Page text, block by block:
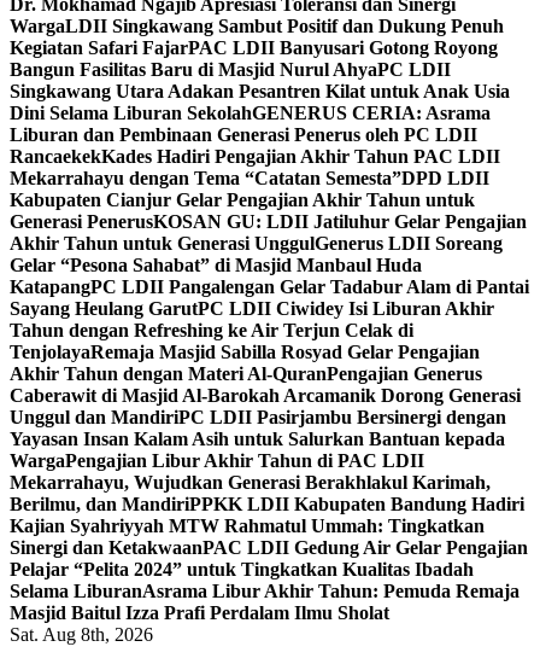
Dr. Mokhamad Ngajib Apresiasi Toleransi dan Sinergi
WargaLDII Singkawang Sambut Positif dan Dukung Penuh
Kegiatan Safari FajarPAC LDII Banyusari Gotong Royong
Bangun Fasilitas Baru di Masjid Nurul AhyaPC LDII
Singkawang Utara Adakan Pesantren Kilat untuk Anak Usia
Dini Selama Liburan SekolahGENERUS CERIA: Asrama
Liburan dan Pembinaan Generasi Penerus oleh PC LDII
RancaekekKades Hadiri Pengajian Akhir Tahun PAC LDII
Mekarrahayu dengan Tema “Catatan Semesta”DPD LDII
Kabupaten Cianjur Gelar Pengajian Akhir Tahun untuk
Generasi PenerusKOSAN GU: LDII Jatiluhur Gelar Pengajian
Akhir Tahun untuk Generasi UnggulGenerus LDII Soreang
Gelar “Pesona Sahabat” di Masjid Manbaul Huda
KatapangPC LDII Pangalengan Gelar Tadabur Alam di Pantai
Sayang Heulang GarutPC LDII Ciwidey Isi Liburan Akhir
Tahun dengan Refreshing ke Air Terjun Celak di
TenjolayaRemaja Masjid Sabilla Rosyad Gelar Pengajian
Akhir Tahun dengan Materi Al-QuranPengajian Generus
Caberawit di Masjid Al-Barokah Arcamanik Dorong Generasi
Unggul dan MandiriPC LDII Pasirjambu Bersinergi dengan
Yayasan Insan Kalam Asih untuk Salurkan Bantuan kepada
WargaPengajian Libur Akhir Tahun di PAC LDII
Mekarrahayu, Wujudkan Generasi Berakhlakul Karimah,
Berilmu, dan MandiriPPKK LDII Kabupaten Bandung Hadiri
Kajian Syahriyyah MTW Rahmatul Ummah: Tingkatkan
Sinergi dan KetakwaanPAC LDII Gedung Air Gelar Pengajian
Pelajar “Pelita 2024” untuk Tingkatkan Kualitas Ibadah
Selama LiburanAsrama Libur Akhir Tahun: Pemuda Remaja
Masjid Baitul Izza Prafi Perdalam Ilmu Sholat
Sat. Aug 8th, 2026